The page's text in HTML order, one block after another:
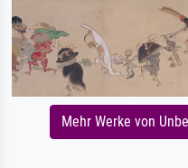
Mehr Werke von